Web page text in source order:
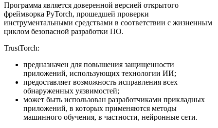
Программа является доверенной версией открытого
фреймворка PyTorch, прошедшей проверки
инструментальными средствами в соответствии с жизненным
циклом безопасной разработки ПО.
TrustTorch:
предназначен для повышения защищенности
приложений, использующих технологии ИИ;
предоставляет возможность исправления всех
обнаруженных уязвимостей;
может быть использован разработчиками прикладных
приложений, в которых применяются методы
машинного обучения, в частности, нейронные сети.